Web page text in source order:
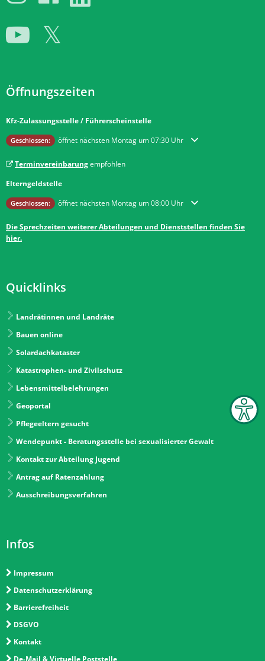
Öffnungszeiten
Kfz-Zulassungsstelle / Führerscheinstelle
Klicken, um weitere Öffnungs- oder Schließzeiten auszublenden
Geschlossen: öffnet nächsten Montag um 07:30 Uhr
Terminvereinbarungempfohlen
Elterngeldstelle
Klicken, um weitere Öffnungs- oder Schließzeiten auszublenden
Geschlossen: öffnet nächsten Montag um 08:00 Uhr
Die Sprechzeiten weiterer Abteilungen und Dienststellen finden Sie
hier.
Quicklinks
Landrätinnen und Landräte
Bauen online
Solardachkataster
Katastrophen- und Zivilschutz
Lebensmittelbelehrungen
Geoportal
Pflegeeltern gesucht
Wendepunkt - Beratungsstelle bei sexualisierter Gewalt
Kontakt zur Abteilung Jugend
Antrag auf Ratenzahlung
Ausschreibungsverfahren
Infos
Impressum
Datenschutzerklärung
Barrierefreiheit
DSGVO
Kontakt
De-Mail & Virtuelle Poststelle